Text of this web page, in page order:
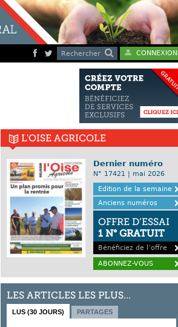
Rechercher CONNEXION
L'OISE AGRICOLE
Dernier numéro
N° 17421 | mai 2026
Edition de la semaine
Anciens numéros
OFFRE D’ESSAI
1 N° GRATUIT
Bénéficiez de l’offre
ABONNEZ-VOUS
LES ARTICLES LES PLUS...
LUS (30 JOURS) PARTAGES